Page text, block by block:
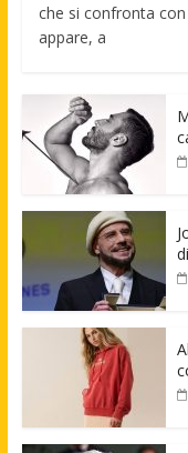
che si confronta con
appare, a